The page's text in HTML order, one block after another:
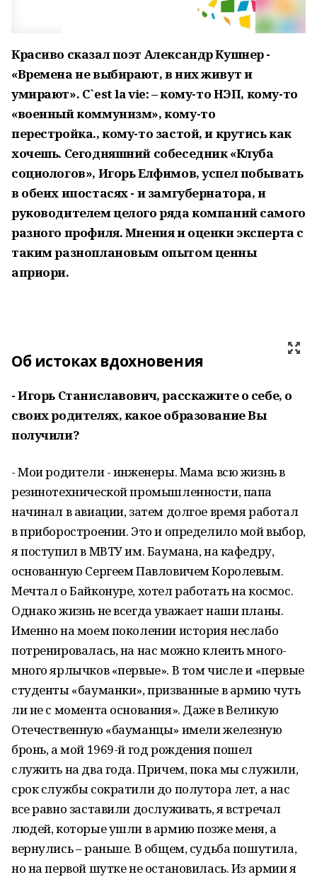
Красиво сказал поэт Александр Кушнер -
«Времена не выбирают, в них живут и
умирают». C`est la vie: – кому-то НЭП, кому-то
«военный коммунизм», кому-то
перестройка., кому-то застой, и крутись как
хочешь. Сегодняшний собеседник «Клуба
социологов», Игорь Елфимов, успел побывать
в обеих ипостасях - и замгубернатора, и
руководителем целого ряда компаний самого
разного профиля. Мнения и оценки эксперта с
таким разноплановым опытом ценны
априори.
Об истоках вдохновения
- Игорь Станиславович, расскажите о себе, о
своих родителях, какое образование Вы
получили?
- Мои родители - инженеры. Мама всю жизнь в
резинотехнической промышленности, папа
начинал в авиации, затем долгое время работал
в приборостроении. Это и определило мой выбор,
я поступил в МВТУ им. Баумана, на кафедру,
основанную Сергеем Павловичем Королевым.
Мечтал о Байконуре, хотел работать на космос.
Однако жизнь не всегда уважает наши планы.
Именно на моем поколении история неслабо
потренировалась, на нас можно клеить много-
много ярлычков «первые». В том числе и «первые
студенты «бауманки», призванные в армию чуть
ли не с момента основания». Даже в Великую
Отечественную «бауманцы» имели железную
бронь, а мой 1969-й год рождения пошел
служить на два года. Причем, пока мы служили,
срок службы сократили до полутора лет, а нас
все равно заставили дослуживать, я встречал
людей, которые ушли в армию позже меня, а
вернулись – раньше. В общем, судьба пошутила,
но на первой шутке не остановилась. Из армии я